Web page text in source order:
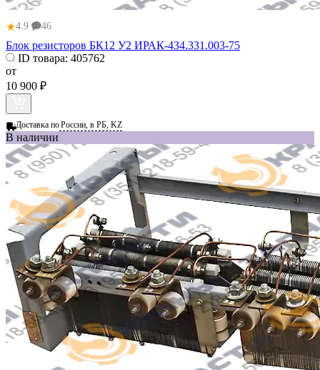
★4.9 46
Блок резисторов БК12 У2 ИРАК-434.331.003-75
ID товара: 405762
от
10 900 ₽
Доставка поРоссии, в РБ, KZ
В наличии